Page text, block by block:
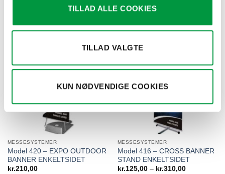
TILLAD ALLE COOKIES
TILLAD VALGTE
KUN NØDVENDIGE COOKIES
MESSESYSTEMER
Model 420 – EXPO OUTDOOR
BANNER ENKELTSIDET
kr.210,00
MESSESYSTEMER
Model 416 – CROSS BANNER
STAND ENKELTSIDET
kr.125,00 – kr.310,00Prisinterval: